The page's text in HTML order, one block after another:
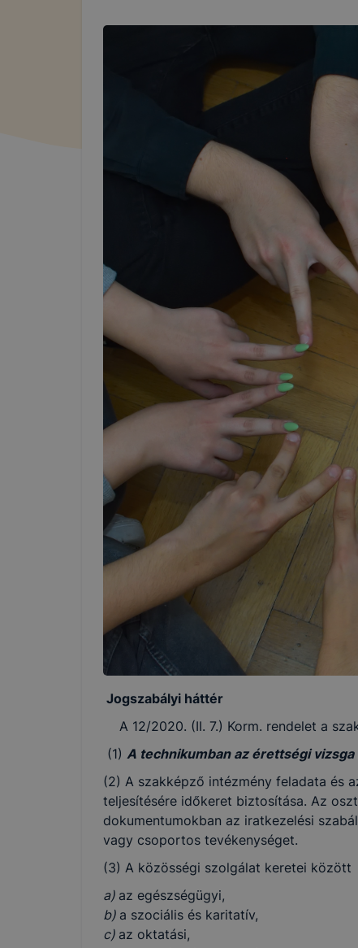
Jogszabályi háttér
A 12/2020. (II. 7.) Korm. rendelet a
(1) A technikumban az érettségi
(2) A szakképző intézmény feladata és
teljesítésére időkeret biztosítása. Az
dokumentumokban az iratkezelési
vagy csoportos tevékenységet.
(3) A közösségi szolgálat keretei között
a) az egészségügyi,
b) a szociális és karitatív,
c) az oktatási,